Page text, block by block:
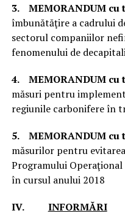
3. MEMORANDUM cu
îmbunătăţire a cadrului
sectorul companiilor
fenomenului de
4. MEMORANDUM cu
măsuri pentru
regiunile carbonifere în
5. MEMORANDUM cu
măsurilor pentru
Programului
în cursul anului 2018
IV. INFORMĂRI